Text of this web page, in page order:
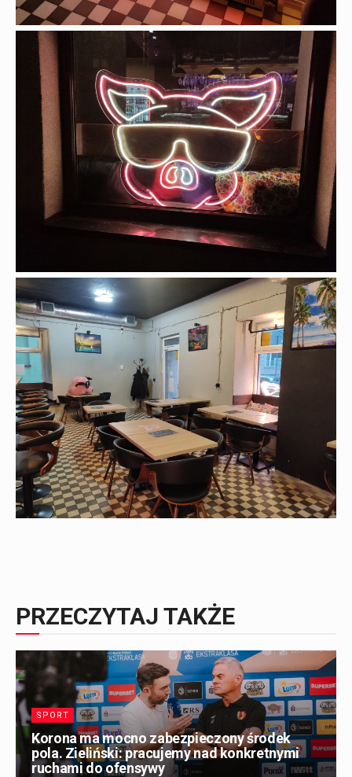
PRZECZYTAJ TAKŻE
SPORT
Korona ma mocno zabezpieczony środek
pola. Zieliński: pracujemy nad konkretnymi
ruchami do ofensywy